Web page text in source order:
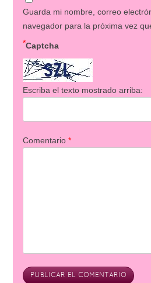
Guarda mi nombre, correo
navegador para la próxima vez
Captcha
*
Escriba el texto mostrado arriba:
Comentario *